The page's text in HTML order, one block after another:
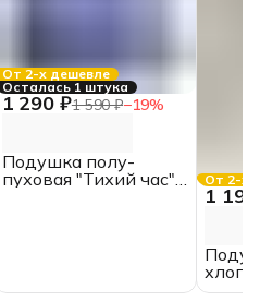
От 2-х дешевле
Осталась 1 штука
1 290 ₽1 590 ₽−19%
Подушка полу-
пуховая "Тихий час"
От 2-х
1